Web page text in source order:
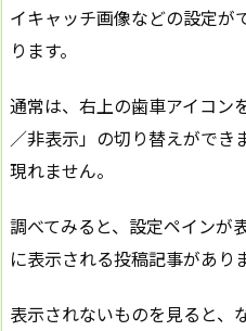
イキャッチ画像などの設定が
ります。
通常は、右上の歯車アイコン
／非表示」の切り替えができ
現れません。
調べてみると、設定ペインが
に表示される投稿記事があり
表示されないものを見ると、